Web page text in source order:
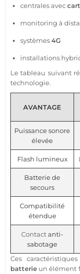
centrales avec
monitoring à
systèmes4G
installations
Le tableau suivant
technologie.
AVANTAGE
Puissance sonore
élevée
Flash lumineux
Batterie de
secours
Compatibilité
étendue
Contactanti-
sabotage
Ces
batterie un élément